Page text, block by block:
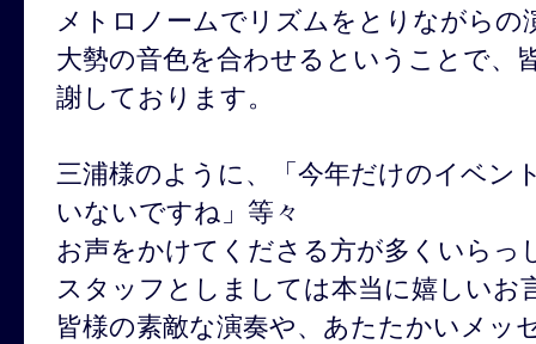
メトロノームでリズムをとりながらの
大勢の音色を合わせるということで、
謝しております。
三浦様のように、「今年だけのイベン
いないですね」等々
お声をかけてくださる方が多くいらっ
スタッフとしましては本当に嬉しいお
皆様の素敵な演奏や、あたたかいメッ